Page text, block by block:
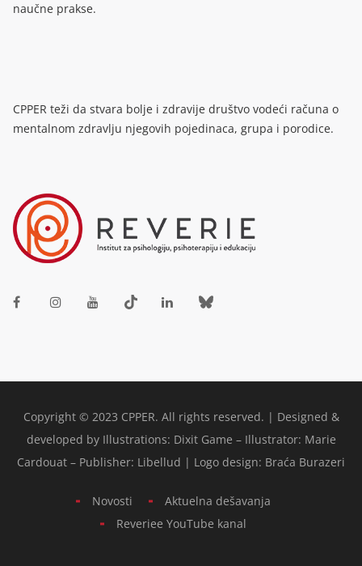
naučne prakse.
CPPER teži da stvara bolje i zdravije društvo vodeći računa o
mentalnom zdravlju njegovih pojedinaca, grupa i porodice.
Copyright © 2023 CPPER. All rights reserved. | Designed &
developed by Illustrations: Dixit Game – Illustrator: Marie
Cardouat – Publisher: Libellud | Logo design: Braća Burazeri
Novosti
Aktuelna dešavanja
Reveriee YouTube kanal